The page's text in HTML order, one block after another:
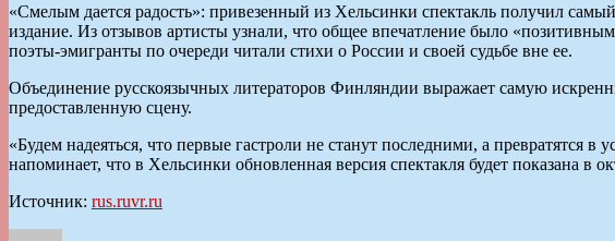
«Смелым дается радость»: привезенный из Хельсинки спектакль получил
издание. Из отзывов артисты узнали, что общее впечатление было
поэты-эмигранты по очереди читали стихи о России и своей судьбе вне ее.
Объединение русскоязычных литераторов Финляндии выражает самую
предоставленную сцену.
«Будем надеяться, что первые гастроли не станут последними, а
напоминает, что в Хельсинки обновленная версия спектакля будет показана в
Источник: rus.ruvr.ru